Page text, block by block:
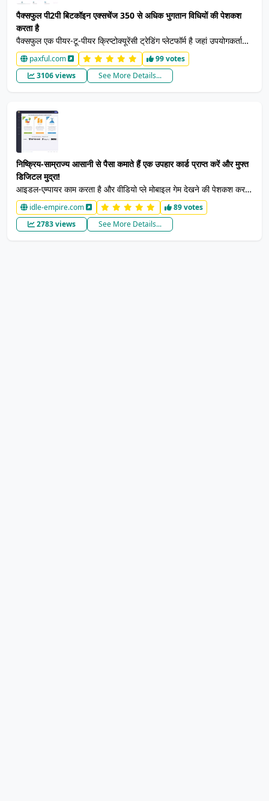
पैक्सफुल पी2पी बिटकॉइन एक्सचेंज 350 से अधिक भुगतान विधियों की पेशकश
करता है
पैक्सफुल एक पीयर-टू-पीयर क्रिप्टोक्यूरेंसी ट्रेडिंग प्लेटफॉर्म है जहां उपयोगकर्ता
बिटकॉइन, एथेरियम और टीथर सहित अन्य क्रिप्टोकरेंसी खरीद और बेच सकते हैं।
350 से अधिक भुगतान विधियां उपलब्ध हैं।
paxful.com
99 votes
3106 views
See More Details...
निष्क्रिय-साम्राज्य आसानी से पैसा कमाते हैं एक उपहार कार्ड प्राप्त करें और मुफ्त
डिजिटल मुद्रा!
आइडल-एम्पायर काम करता है और वीडियो प्ले मोबाइल गेम देखने की पेशकश करता
है अंक अर्जित करने के लिए या अपने दोस्तों को आइडल-एम्पायर में आमंत्रित करें,
अपनी पसंदीदा कमाई का तरीका खोजें! आप अंक, उपहार कार्ड और क्रिप्टोकरेंसी
का आदान-प्रदान कर सकते हैं।
idle-empire.com
89 votes
2783 views
See More Details...